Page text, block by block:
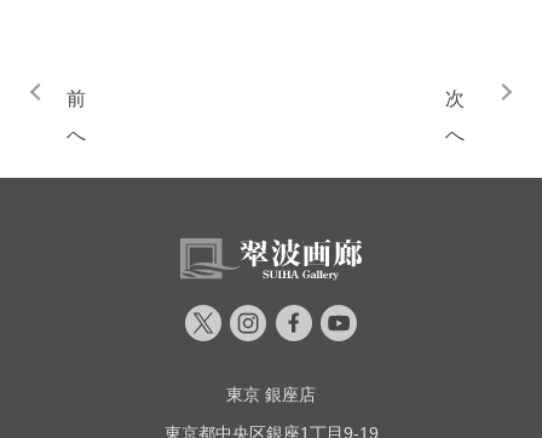
前
へ
次
へ
東京 銀座店
東京都中央区銀座1丁目9-19